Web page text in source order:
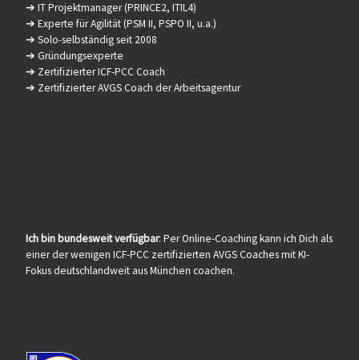
➔ IT Projektmanager (PRINCE2, ITIL4)
➔ Experte für Agilität (PSM II, PSPO II, u.a.)
➔ Solo-selbständig seit 2008
➔ Gründungsexperte
➔ Zertifizierter ICF-PCC Coach
➔ Zertifizierter AVGS Coach der Arbeitsagentur
Ich bin bundesweit verfügbar: Per Online-Coaching kann ich Dich als
einer der wenigen ICF-PCC zertifizierten AVGS Coaches mit KI-
Fokus deutschlandweit aus München coachen.